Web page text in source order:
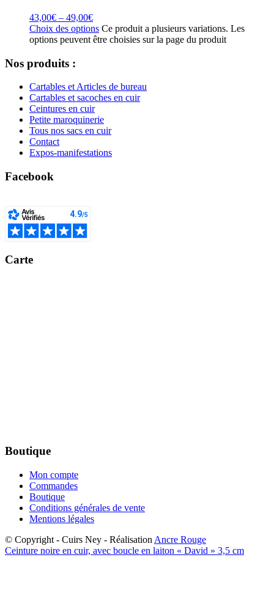
43,00€ – 49,00€
Choix des options Ce produit a plusieurs variations. Les
options peuvent être choisies sur la page du produit
Nos produits :
Cartables et Articles de bureau
Cartables et sacoches en cuir
Ceintures en cuir
Petite maroquinerie
Tous nos sacs en cuir
Contact
Expos-manifestations
Facebook
Carte
Boutique
Mon compte
Commandes
Boutique
Conditions générales de vente
Mentions légales
© Copyright - Cuirs Ney - Réalisation Ancre Rouge
Ceinture noire en cuir, avec boucle en laiton « David » 3,5 cm